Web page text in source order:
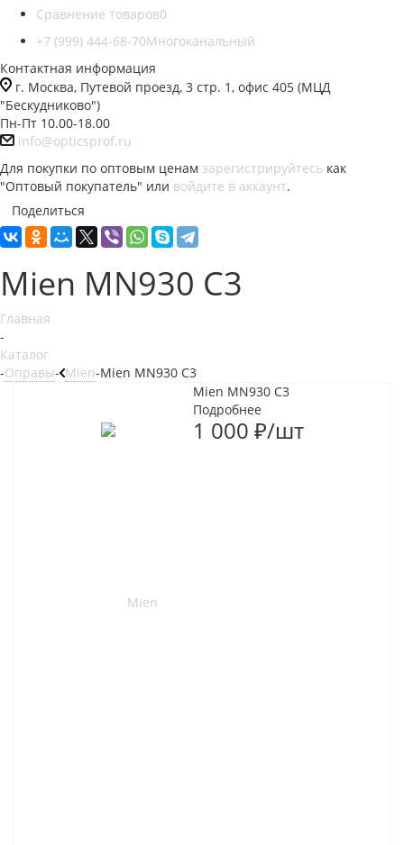
Сравнение товаров0
+7 (999) 444-68-70Многоканальный
Контактная информация
г. Москва, Путевой проезд, 3 стр. 1, офис 405 (МЦД
"Бескудниково")
Пн-Пт 10.00-18.00
info@opticsprof.ru
Для покупки по оптовым ценам зарегистрируйтесь как
"Оптовый покупатель" или войдите в аккаунт.
Поделиться
Mien MN930 C3
Главная
-
Каталог
-Оправы- Mien-Mien MN930 C3
Mien MN930 C3
Подробнее
1 000 ₽/шт